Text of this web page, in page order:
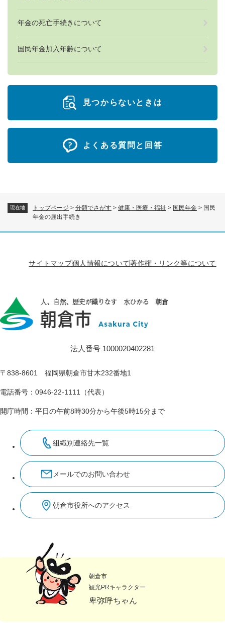
現在地 トップページ > 分類でさがす > 健康・医療・福祉 > 国民年金 > 国民
年金の届出手続き
年金の死亡手続きについて
国民年金加入年齢について
見つからないときは
よくある質問と回答
サイトマップ個人情報について著作権・リンク等について
法人番号 1000020402281
〒838-8601 福岡県朝倉市甘木232番地1
電話番号：0946-22-1111（代表）
開庁時間：平日の午前8時30分から午後5時15分まで
組織別連絡先一覧
メールでのお問い合わせ
朝倉市役所へのアクセス
朝倉市
観光PRキャラクター
卑弥呼ちゃん